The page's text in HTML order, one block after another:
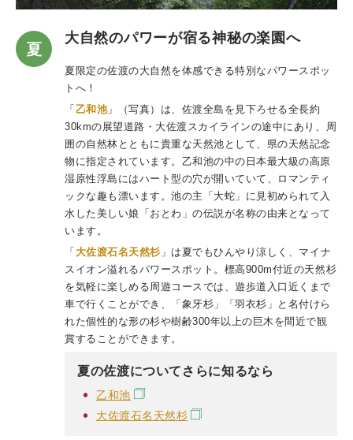
大自然のパワーが宿る神秘の楽園へ
夏限定の佐渡の大自然を体感できる特別なパワースポッ
トへ！
「乙和池」（写真）は、佐渡全島を見下ろせる全長約
30kmの展望道路・大佐渡スカイラインの途中にあり、周
囲の自然林とともに貴重な天然池として、県の天然記念
物に指定されています。乙和池の中の日本最大級の高原
湿原性浮島にはハート型の穴が開いていて、ロマンティ
ックな趣も漂います。池の主「大蛇」に見初められて入
水した美しい娘「おとわ」の伝説が名称の由来となって
います。
「大佐渡石名天然杉 」は夏でもひんやり涼しく、マイナ
スイオン溢れるパワースポット。標高900m付近の天然杉
を気軽に楽しめる周遊コースでは、遊歩道入口近くまで
車で行くことができ、「象牙杉」「羽衣杉」と名付けら
れた個性的な形の杉や樹齢300年以上の巨木を間近で観
賞することができます。
夏の佐渡についてさらに知るなら
乙和池
大佐渡石名天然杉